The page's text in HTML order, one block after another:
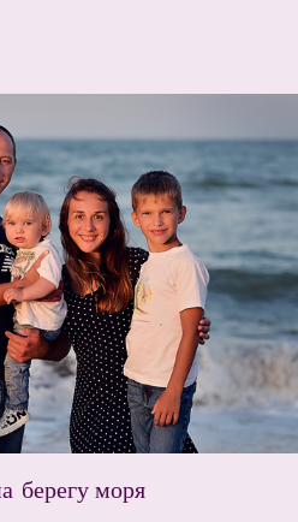
берегу моря